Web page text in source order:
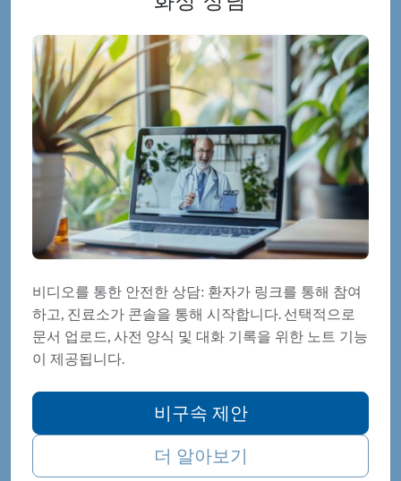
비디오를 통한 안전한 상담: 환자가 링크를 통해 참여
하고, 진료소가 콘솔을 통해 시작합니다. 선택적으로
문서 업로드, 사전 양식 및 대화 기록을 위한 노트 기능
이 제공됩니다.
비구속 제안
더 알아보기